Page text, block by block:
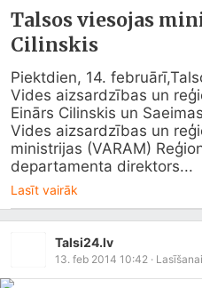
Talsos viesojas
Cilinskis
Piektdien, 14.
Vides aizsardzības un
Einārs Cilinskis un
Vides aizsardzības un
ministrijas (VARAM)
departamenta direktors...
Lasīt vairāk
Talsi24.lv
13. feb 2014 10:42 · Lasīšanai